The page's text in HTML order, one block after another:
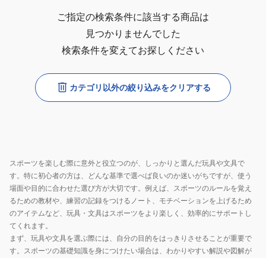
ご指定の検索条件に該当する商品は
見つかりませんでした
検索条件を変えてお探しください
カテゴリ以外の絞り込みをクリアする
スポーツを楽しむ際に意外と役立つのが、しっかりと選んだ玩具や文具で
す。特に初心者の方は、どんな基準で選べば良いのか迷いがちですが、使う
場面や目的に合わせた選び方が大切です。例えば、スポーツのルールを覚え
るための教材や、練習の記録をつけるノート、モチベーションを上げるため
のアイテムなど、玩具・文具はスポーツをより楽しく、効率的にサポートし
てくれます。
まず、玩具や文具を選ぶ際には、自分の目的をはっきりさせることが重要で
す。スポーツの基礎知識を身につけたい場合は、わかりやすい解説や図解が